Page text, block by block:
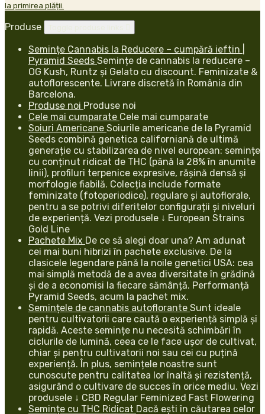
la primirea plății.
Produse
Semințe Cannabis la Reducere – cumpără ieftin |
Pyramid Seeds Semințe de cannabis la reducere –
OG Kush, Runtz și Gelato cu discount. Feminizate &
autoflorescente. Livrare discretă în România din
Barcelona.
Produse noi Produse noi
Cele mai cumparate Cele mai cumparate
Soiuri Americane Soiurile americane de la Pyramid
Seeds combină genetica californiană de ultimă
generație cu stabilizarea de nivel european: semințe
cu conținut ridicat de THC (până la 28% în anumite
linii), profiluri terpenice expresive, rășină densă și
morfologie fiabilă. Colecția include formate
feminizate (fotoperiodice), regulare și autoflorale,
pentru a se potrivi diferitelor configurații și niveluri
de experiență. Vezi produsele ↓ European Strains
Gold Line
Pachete Mix De ce să alegi doar una? Am adunat
cei mai buni hibrizi în pachete exclusive. De la
clasicele legendare până la noile genetici USA: cea
mai simplă metodă de a avea diversitate în grădină
și de a economisi la fiecare sămânță. Performanță
Pyramid Seeds, acum la pachet mix.
Semințele de cannabis autoflorante Sunt ideale
pentru cultivatorii care caută o experiență simplă și
rapidă. Aceste semințe nu necesită schimbări în
ciclurile de lumină, ceea ce le face ușor de cultivat,
chiar și pentru cultivatorii noi sau cei cu puțină
experiență. În plus, semințele noastre sunt
cunoscute pentru calitatea lor înaltă și rezistență,
asigurând o cultivare de succes în orice mediu. Vezi
produsele ↓ CBD Regular Feminized Fast Flowering
Semințe cu THC Ridicat Dacă ești în căutarea celor